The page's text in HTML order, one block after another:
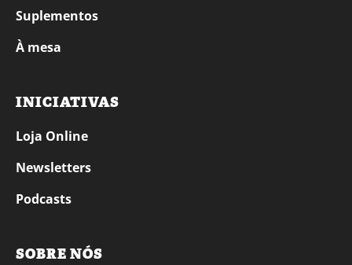
Suplementos
À mesa
INICIATIVAS
Loja Online
Newsletters
Podcasts
SOBRE NÓS